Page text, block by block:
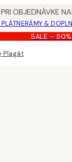
OBJEDNÁVKE
RÁMY &
SALE - 50%
Plagát